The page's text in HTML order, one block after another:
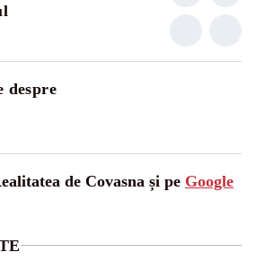
despre
de Covasna și pe Google